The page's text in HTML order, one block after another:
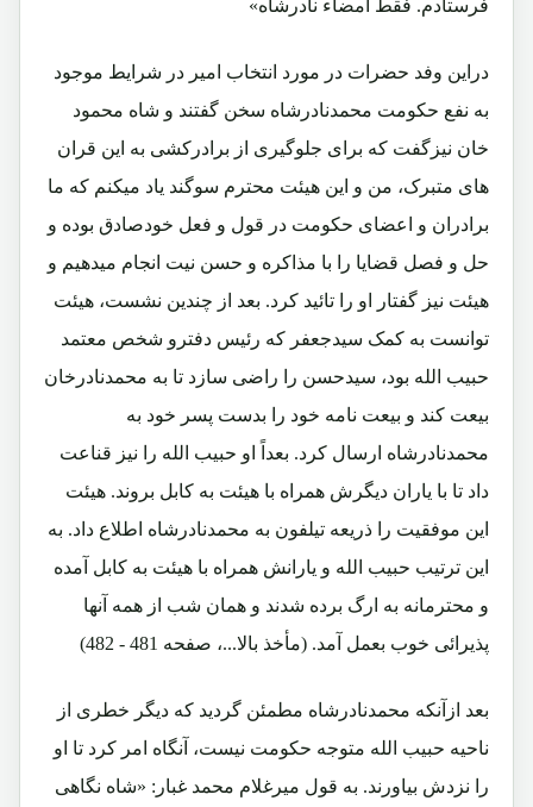
فرستادم. فقط امضاء نادرشاه»
دراین وفد حضرات در مورد انتخاب امیر در شرایط موجود
به نفع حکومت محمدنادرشاه سخن گفتند و شاه محمود
خان نیزگفت که برای جلوگیری از برادرکشی به این قران
های متبرک، من و این هیئت محترم سوگند یاد میکنم که ما
برادران و اعضای حکومت در قول و فعل خودصادق بوده و
حل و فصل قضایا را با مذاکره و حسن نیت انجام میدهیم و
هیئت نیز گفتار او را تائید کرد. بعد از چندین نشست، هیئت
توانست به کمک سیدجعفر که رئیس دفترو شخص معتمد
حبیب الله بود، سیدحسن را راضی سازد تا به محمدنادرخان
بیعت کند و بیعت نامه خود را بدست پسر خود به
محمدنادرشاه ارسال کرد. بعداً او حبیب الله را نیز قناعت
داد تا با یاران دیگرش همراه با هیئت به کابل بروند. هیئت
این موفقیت را ذریعه تیلفون به محمدنادرشاه اطلاع داد. به
این ترتیب حبیب الله و یارانش همراه با هیئت به کابل آمده
و محترمانه به ارگ برده شدند و همان شب از همه آنها
پذیرائی خوب بعمل آمد. (مأخذ بالا...، صفحه 481 - 482)
بعد ازآنکه محمدنادرشاه مطمئن گردید که دیگر خطری از
ناحیه حبیب الله متوجه حکومت نیست، آنگاه امر کرد تا او
را نزدش بیاورند. به قول میرغلام محمد غبار: «شاه نگاهی